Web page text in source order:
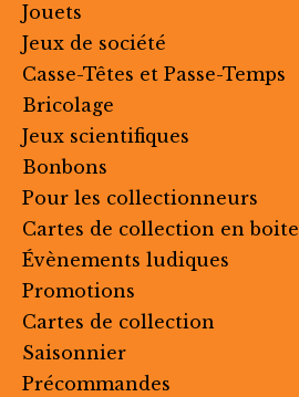
Jouets
Jeux de société
Casse-Têtes et Passe-Temps
Bricolage
Jeux scientifiques
Bonbons
Pour les collectionneurs
Cartes de collection en boite
Évènements ludiques
Promotions
Cartes de collection
Saisonnier
Précommandes